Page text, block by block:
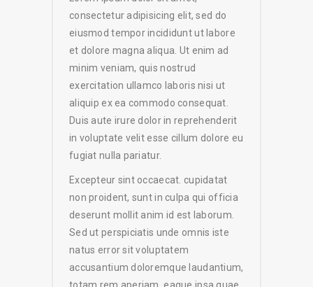
consectetur adipisicing elit, sed do
eiusmod tempor incididunt ut labore
et dolore magna aliqua. Ut enim ad
minim veniam, quis nostrud
exercitation ullamco laboris nisi ut
aliquip ex ea commodo consequat.
Duis aute irure dolor in reprehenderit
in voluptate velit esse cillum dolore eu
fugiat nulla pariatur.
Excepteur sint occaecat. cupidatat
non proident, sunt in culpa qui officia
deserunt mollit anim id est laborum.
Sed ut perspiciatis unde omnis iste
natus error sit voluptatem
accusantium doloremque laudantium,
totam rem aperiam, eaque ipsa quae